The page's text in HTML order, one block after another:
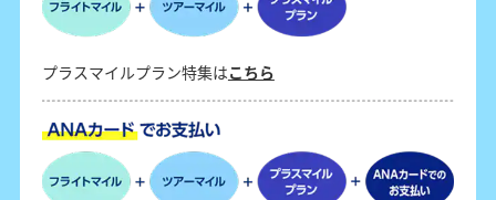
プラスマイルプラン特集はこちら